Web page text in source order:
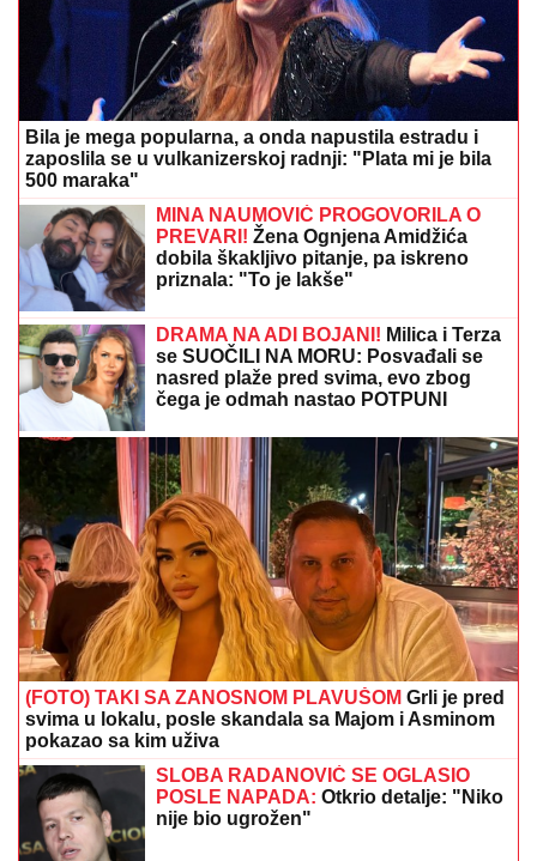
Bila je mega popularna, a onda napustila estradu i
zaposlila se u vulkanizerskoj radnji: "Plata mi je bila
500 maraka"
MINA NAUMOVIĆ PROGOVORILA O
PREVARI! Žena Ognjena Amidžića
dobila škakljivo pitanje, pa iskreno
priznala: "To je lakše"
DRAMA NA ADI BOJANI! Milica i Terza
se SUOČILI NA MORU: Posvađali se
nasred plaže pred svima, evo zbog
čega je odmah nastao POTPUNI
(FOTO) TAKI SA ZANOSNOM PLAVUŠOM Grli je pred
svima u lokalu, posle skandala sa Majom i Asminom
pokazao sa kim uživa
SLOBA RADANOVIĆ SE OGLASIO
POSLE NAPADA: Otkrio detalje: "Niko
nije bio ugrožen"